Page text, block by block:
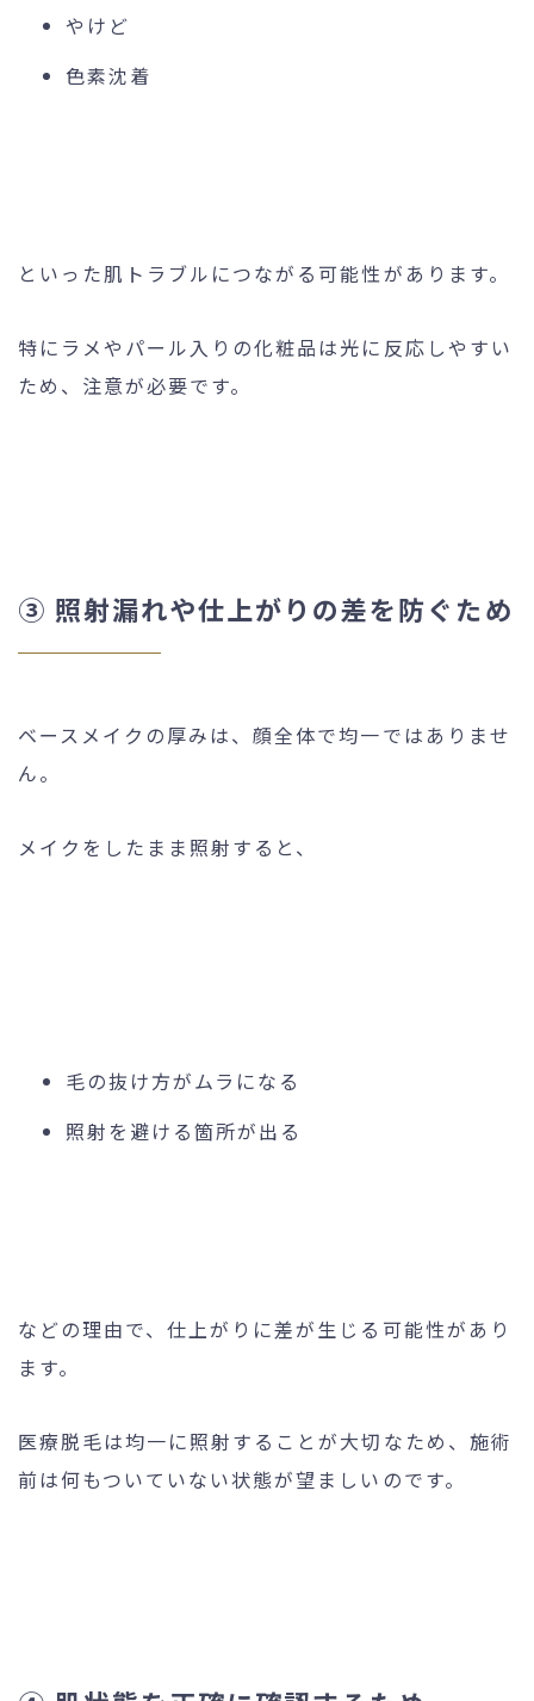
やけど
色素沈着
といった肌トラブルにつながる可能性があります。
特にラメやパール入りの化粧品は光に反応しやすい
ため、注意が必要です。
③ 照射漏れや仕上がりの差を防ぐため
ベースメイクの厚みは、顔全体で均一ではありませ
ん。
メイクをしたまま照射すると、
毛の抜け方がムラになる
照射を避ける箇所が出る
などの理由で、仕上がりに差が生じる可能性があり
ます。
医療脱毛は均一に照射することが大切なため、施術
前は何もついていない状態が望ましいのです。